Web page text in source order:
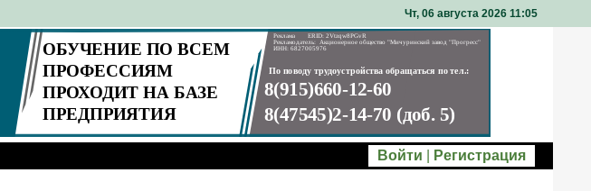
Чт, 06 августа 2026 11 05
Войти Регистрация